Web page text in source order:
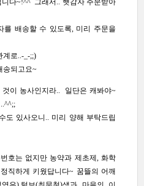
니다~!^^ 그래서.. 햇감자 주문받아
를 배송할 수 있도록, 미리 주문을
계로..-_-;;)
송되고요~
이 농사인지라.. 일단은 캐봐야~
도 있사오니.. 미리 양해 부탁드립
호는 없지만 농약과 제초제, 화학
직하게 키웠답니다~ 꿈뜰의 어깨